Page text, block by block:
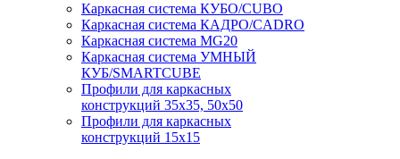
Каркасная система КУБО/CUBO
Каркасная система КАДРО/CADRO
Каркасная система MG20
Каркасная система УМНЫЙ
КУБ/SMARTCUBE
Профили для каркасных
конструкций 35x35, 50x50
Профили для каркасных
конструкций 15х15